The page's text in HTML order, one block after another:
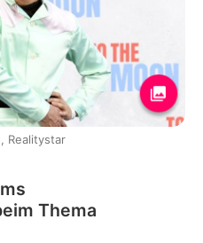
Realitystar
Thema